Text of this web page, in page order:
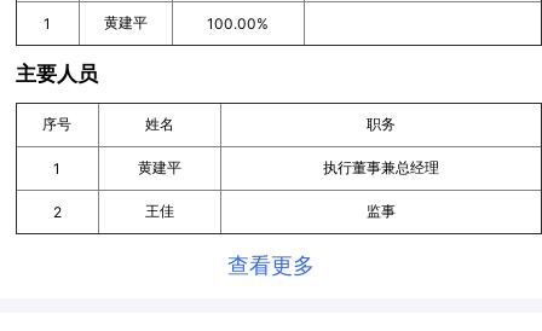
1 黄建平 100.00%
主要人员
序号 姓名 职务
1 黄建平 执行董事兼总经理
2 王佳 监事
查看更多